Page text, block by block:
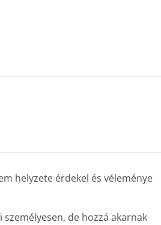
helyzete érdekel és véleménye
de hozzá akarnak